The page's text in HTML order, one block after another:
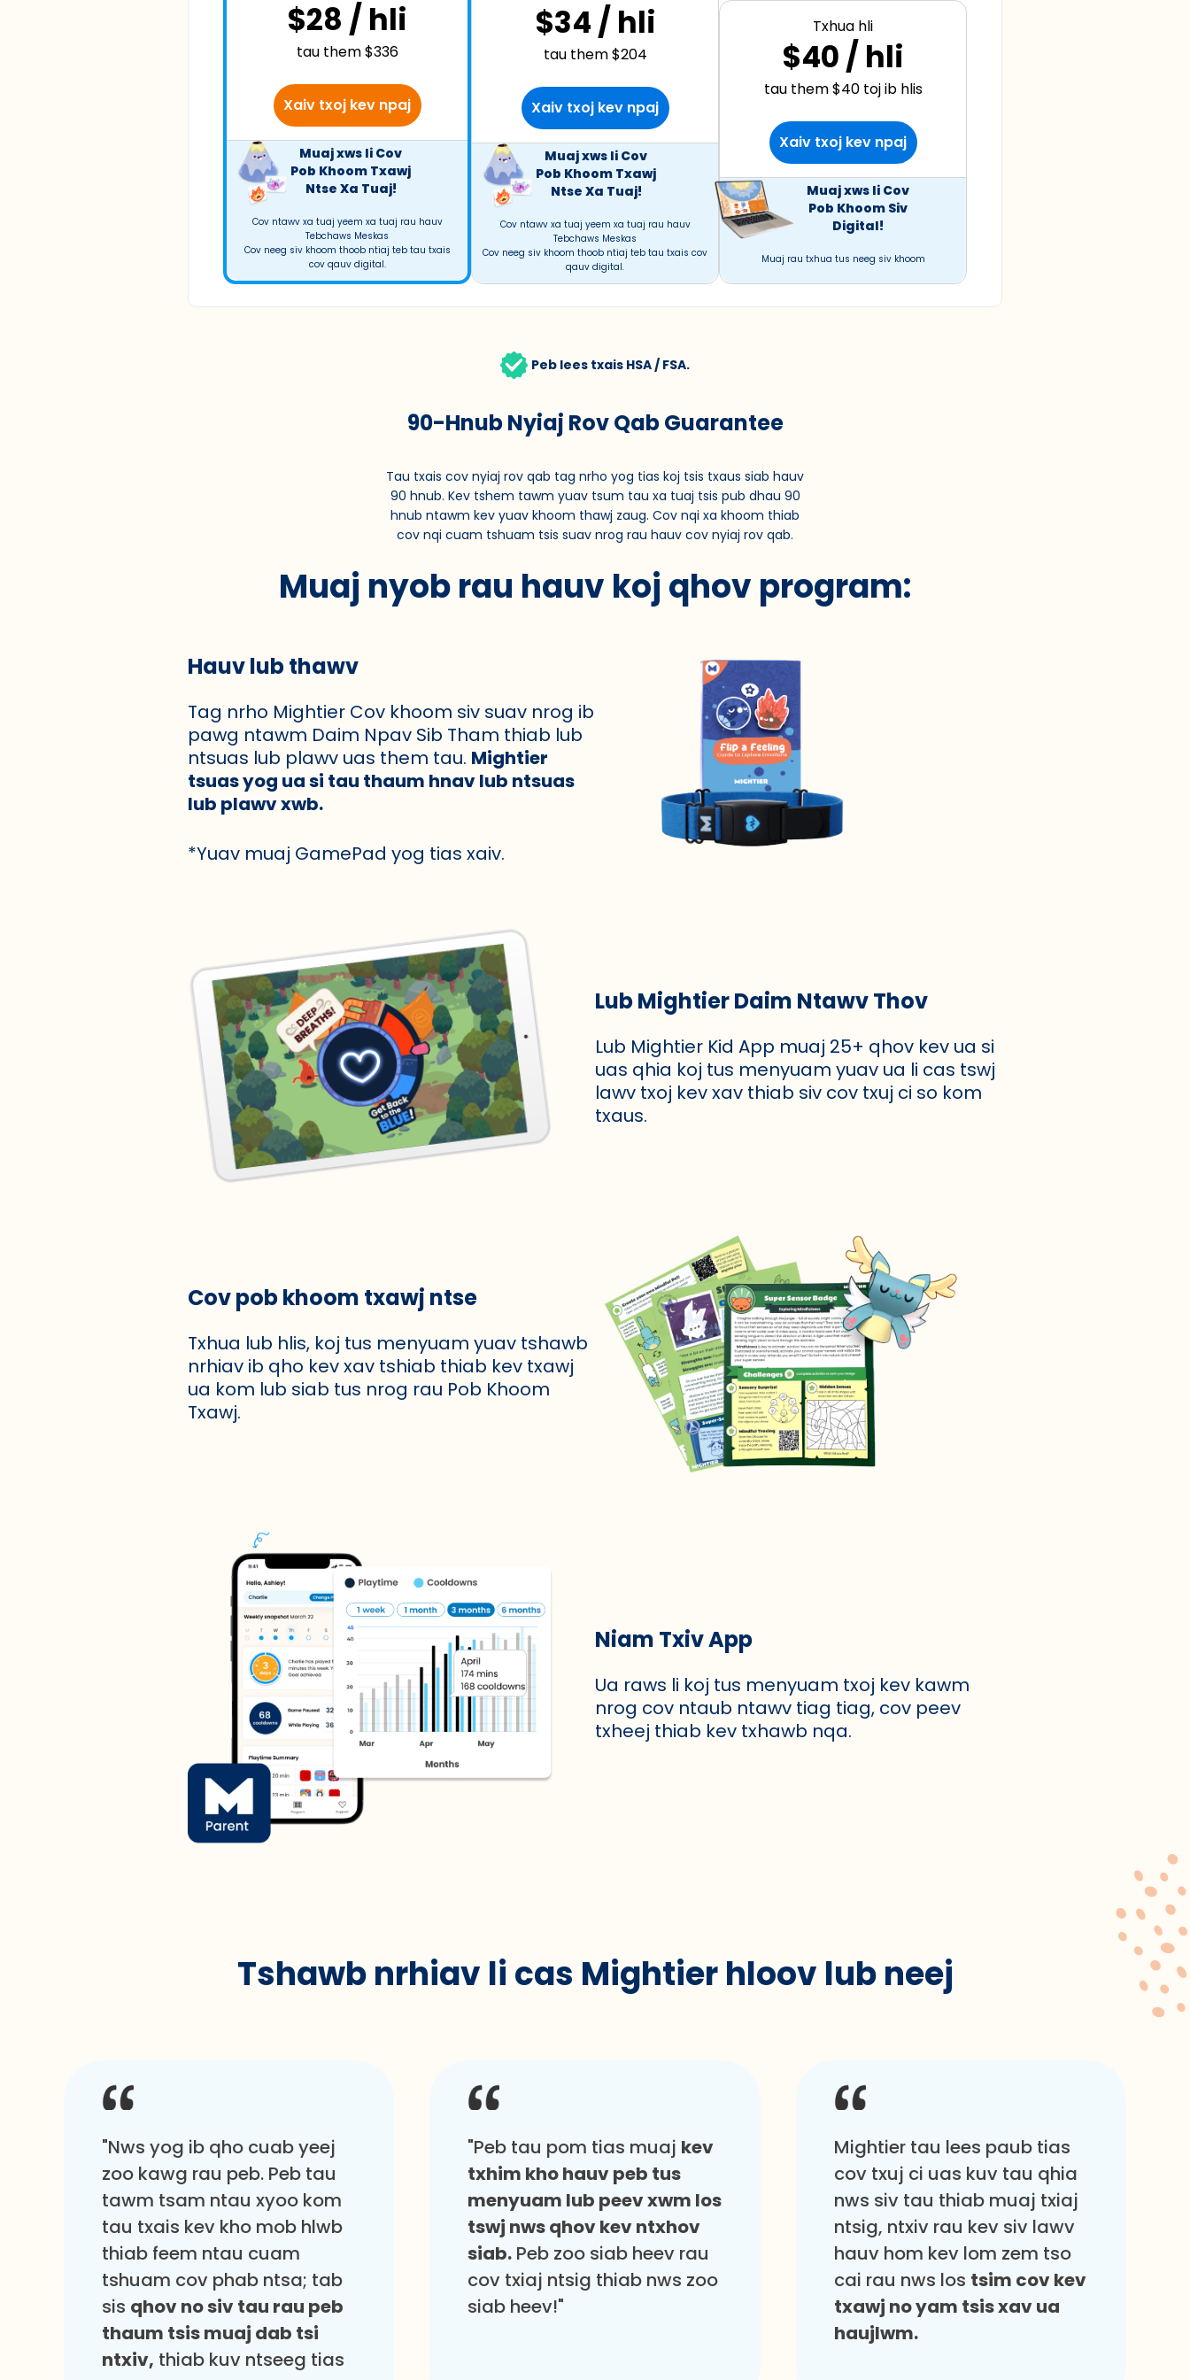
$28 / hli
tau them $336
Xaiv txoj kev npaj
Muaj xws li Cov
Pob Khoom Txawj
Ntse Xa Tuaj!
Cov ntawv xa tuaj yeem xa tuaj rau hauv
Tebchaws Meskas
Cov neeg siv khoom thoob ntiaj teb tau txais
cov qauv digital.
$34 / hli
tau them $204
Xaiv txoj kev npaj
Muaj xws li Cov
Pob Khoom Txawj
Ntse Xa Tuaj!
Cov ntawv xa tuaj yeem xa tuaj rau hauv
Tebchaws Meskas
Cov neeg siv khoom thoob ntiaj teb tau txais cov
qauv digital.
Txhua hli
$40 / hli
tau them $40 toj ib hlis
Xaiv txoj kev npaj
Muaj xws li Cov
Pob Khoom Siv
Digital!
Muaj rau txhua tus neeg siv khoom
Peb lees txais HSA / FSA.
90-Hnub Nyiaj Rov Qab Guarantee
Tau txais cov nyiaj rov qab tag nrho yog tias koj tsis txaus siab hauv
90 hnub. Kev tshem tawm yuav tsum tau xa tuaj tsis pub dhau 90
hnub ntawm kev yuav khoom thawj zaug. Cov nqi xa khoom thiab
cov nqi cuam tshuam tsis suav nrog rau hauv cov nyiaj rov qab.
Muaj nyob rau hauv koj qhov program:
Hauv lub thawv
Tag nrho Mightier Cov khoom siv suav nrog ib
pawg ntawm Daim Npav Sib Tham thiab lub
ntsuas lub plawv uas them tau. Mightier
tsuas yog ua si tau thaum hnav lub ntsuas
lub plawv xwb.
*Yuav muaj GamePad yog tias xaiv.
Lub Mightier Daim Ntawv Thov
Lub Mightier Kid App muaj 25+ qhov kev ua si
uas qhia koj tus menyuam yuav ua li cas tswj
lawv txoj kev xav thiab siv cov txuj ci so kom
txaus.
Cov pob khoom txawj ntse
Txhua lub hlis, koj tus menyuam yuav tshawb
nrhiav ib qho kev xav tshiab thiab kev txawj
ua kom lub siab tus nrog rau Pob Khoom
Txawj.
Niam Txiv App
Ua raws li koj tus menyuam txoj kev kawm
nrog cov ntaub ntawv tiag tiag, cov peev
txheej thiab kev txhawb nqa.
Tshawb nrhiav li cas Mightier hloov lub neej
"Nws yog ib qho cuab yeej
zoo kawg rau peb. Peb tau
tawm tsam ntau xyoo kom
tau txais kev kho mob hlwb
thiab feem ntau cuam
tshuam cov phab ntsa; tab
sis qhov no siv tau rau peb
thaum tsis muaj dab tsi
ntxiv, thiab kuv ntseeg tias
"Peb tau pom tias muaj kev
txhim kho hauv peb tus
menyuam lub peev xwm los
tswj nws qhov kev ntxhov
siab. Peb zoo siab heev rau
cov txiaj ntsig thiab nws zoo
siab heev!"
Mightier tau lees paub tias
cov txuj ci uas kuv tau qhia
nws siv tau thiab muaj txiaj
ntsig, ntxiv rau kev siv lawv
hauv hom kev lom zem tso
cai rau nws los tsim cov kev
txawj no yam tsis xav ua
haujlwm.